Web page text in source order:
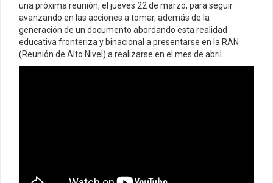
una próxima reunión, el jueves 22 de marzo, para seguir
avanzando en las acciones a tomar, además de la
generación de un documento abordando esta realidad
educativa fronteriza y binacional a presentarse en la RAN
(Reunión de Alto Nivel) a realizarse en el mes de abril.